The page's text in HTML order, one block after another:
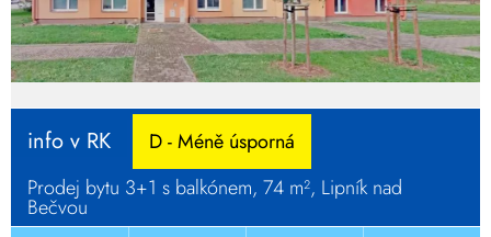
info v RK
D - Méně úsporná
Prodej bytu 3+1 s balkónem, 74 m², Lipník nad
Bečvou